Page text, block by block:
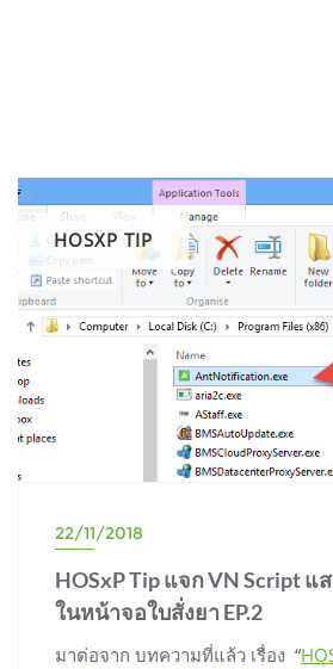
HOSXP TIP
22/11/2018
HOSxP Tip แจก VN Script แ
ในหน้าจอใบสั่งยา EP.2
มาต่อจาก บทความที่แล้ว เรื่อง “